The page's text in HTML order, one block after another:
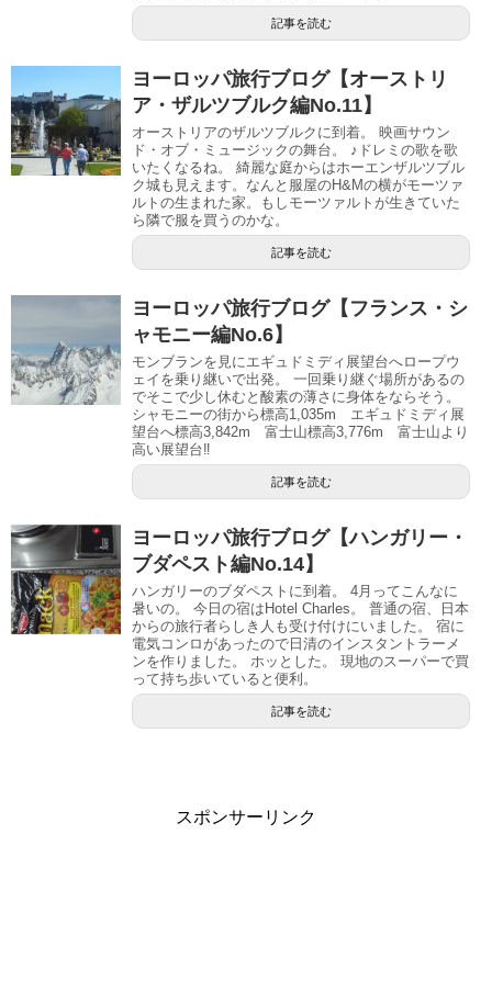
記事を読む
ヨーロッパ旅行ブログ【オーストリ
ア・ザルツブルク編No.11】
オーストリアのザルツブルクに到着。 映画サウン
ド・オブ・ミュージックの舞台。 ♪ドレミの歌を歌
いたくなるね。 綺麗な庭からはホーエンザルツブル
ク城も見えます。なんと服屋のH&Mの横がモーツァ
ルトの生まれた家。もしモーツァルトが生きていた
ら隣で服を買うのかな。
記事を読む
ヨーロッパ旅行ブログ【フランス・シ
ャモニー編No.6】
モンブランを見にエギュドミディ展望台へロープウ
ェイを乗り継いで出発。 一回乗り継ぐ場所があるの
でそこで少し休むと酸素の薄さに身体をならそう。
シャモニーの街から標高1,035m エギュドミディ展
望台へ標高3,842m 富士山標高3,776m 富士山より
高い展望台‼️
記事を読む
ヨーロッパ旅行ブログ【ハンガリー・
ブダペスト編No.14】
ハンガリーのブダペストに到着。 4月ってこんなに
暑いの。 今日の宿はHotel Charles。 普通の宿、日本
からの旅行者らしき人も受け付けにいました。 宿に
電気コンロがあったので日清のインスタントラーメ
ンを作りました。 ホッとした。 現地のスーパーで買
って持ち歩いていると便利。
記事を読む
スポンサーリンク